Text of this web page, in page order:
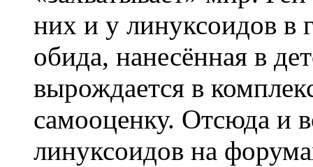
них и у линуксоидов в
обида, нанесённая в
вырождается в
самооценку. Отсюда и
линуксоидов на